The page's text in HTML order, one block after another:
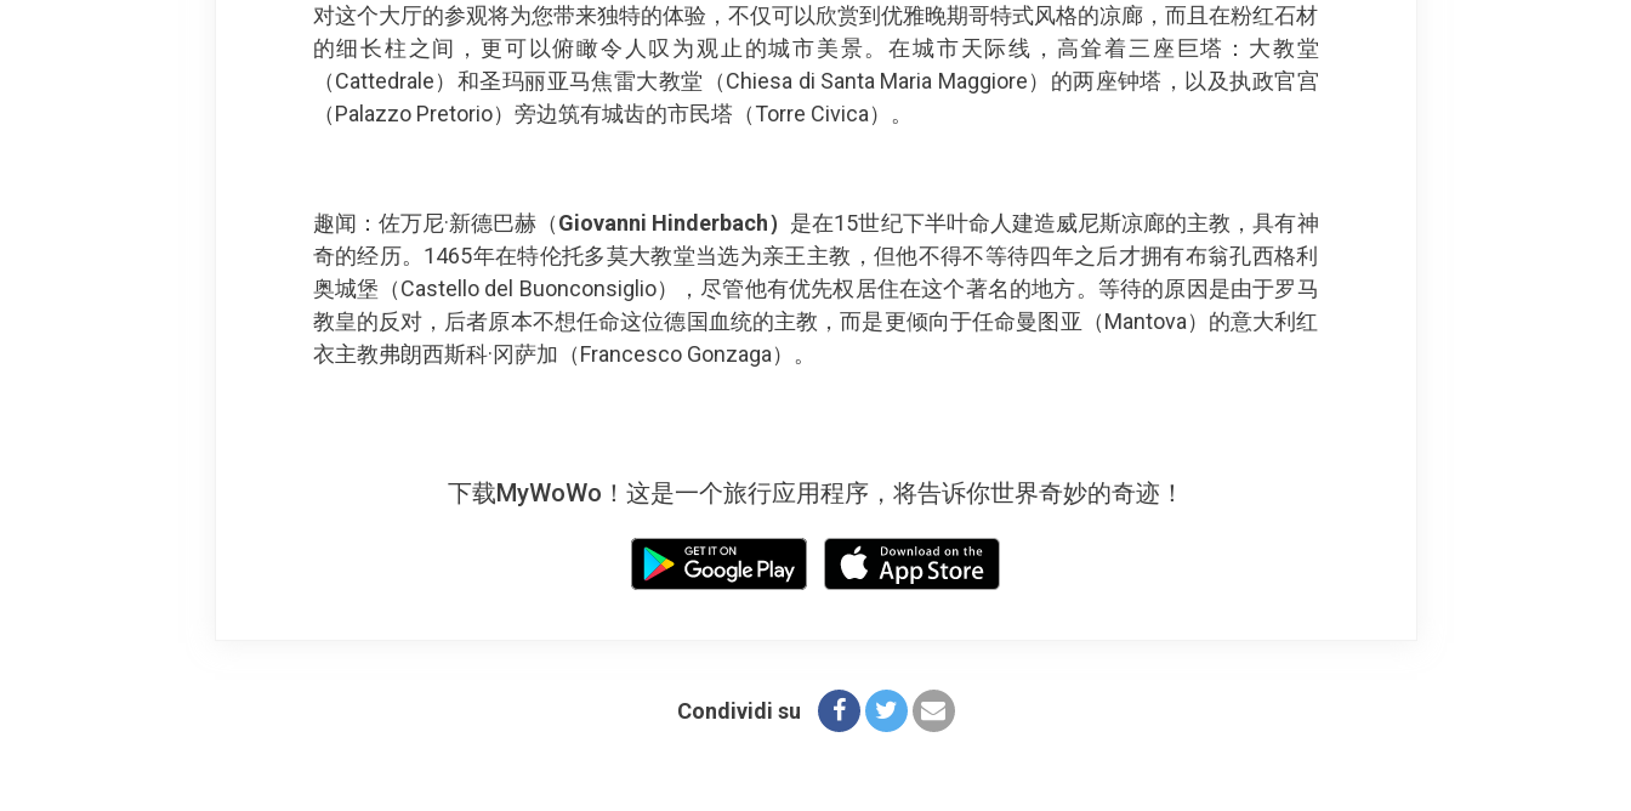
对这个大厅的参观将为您带来独特的体验，不仅可以欣赏到优雅晚期哥特式风格的凉廊，而且在粉红石材
的细长柱之间，更可以俯瞰令人叹为观止的城市美景。在城市天际线，高耸着三座巨塔：大教堂
（Cattedrale）和圣玛丽亚马焦雷大教堂（Chiesa di Santa Maria Maggiore）的两座钟塔，以及执政官宫
（Palazzo Pretorio）旁边筑有城齿的市民塔（Torre Civica）。
趣闻：佐万尼·新德巴赫（Giovanni Hinderbach） 是在15世纪下半叶命人建造威尼斯凉廊的主教，具有神
奇的经历。1465年在特伦托多莫大教堂当选为亲王主教，但他不得不等待四年之后才拥有布翁孔西格利
奥城堡（Castello del Buonconsiglio），尽管他有优先权居住在这个著名的地方。等待的原因是由于罗马
教皇的反对，后者原本不想任命这位德国血统的主教，而是更倾向于任命曼图亚（Mantova）的意大利红
衣主教弗朗西斯科·冈萨加（Francesco Gonzaga）。
下载MyWoWo！这是一个旅行应用程序，将告诉你世界奇妙的奇迹！
Condividi su